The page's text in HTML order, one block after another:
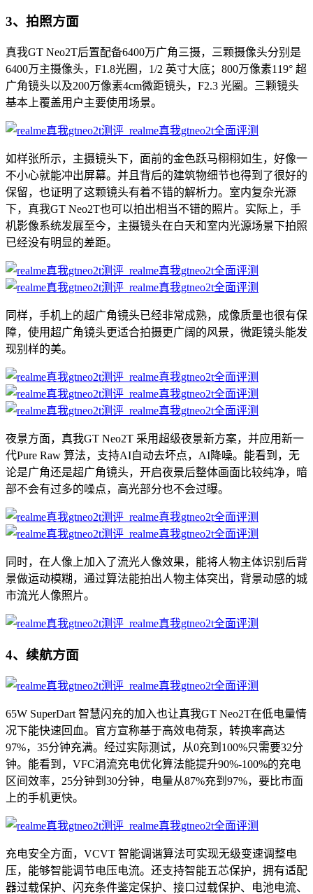
3、拍照方面
真我GT Neo2T后置配备6400万广角三摄，三颗摄像头分别是
6400万主摄像头，F1.8光圈，1/2 英寸大底；800万像素119° 超
广角镜头以及200万像素4cm微距镜头，F2.3 光圈。三颗镜头
基本上覆盖用户主要使用场景。
如样张所示，主摄镜头下，面前的金色跃马栩栩如生，好像一
不小心就能冲出屏幕。并且背后的建筑物细节也得到了很好的
保留，也证明了这颗镜头有着不错的解析力。室内复杂光源
下，真我GT Neo2T也可以拍出相当不错的照片。实际上，手
机影像系统发展至今，主摄镜头在白天和室内光源场景下拍照
已经没有明显的差距。
同样，手机上的超广角镜头已经非常成熟，成像质量也很有保
障，使用超广角镜头更适合拍摄更广阔的风景，微距镜头能发
现别样的美。
夜景方面，真我GT Neo2T 采用超级夜景新方案，并应用新一
代Pure Raw 算法，支持AI自动去坏点，AI降噪。能看到，无
论是广角还是超广角镜头，开启夜景后整体画面比较纯净，暗
部不会有过多的噪点，高光部分也不会过曝。
同时，在人像上加入了流光人像效果，能将人物主体识别后背
景做运动模糊，通过算法能拍出人物主体突出，背景动感的城
市流光人像照片。
4、续航方面
65W SuperDart 智慧闪充的加入也让真我GT Neo2T在低电量情
况下能快速回血。官方宣称基于高效电荷泵，转换率高达
97%，35分钟充满。经过实际测试，从0充到100%只需要32分
钟。能看到，VFC涓流充电优化算法能提升90%-100%的充电
区间效率，25分钟到30分钟，电量从87%充到97%，要比市面
上的手机更快。
充电安全方面，VCVT 智能调谐算法可实现无级变速调整电
压，能够智能调节电压电流。还支持智能五芯保护，拥有适配
器过载保护、闪充条件鉴定保护、接口过载保护、电池电流、